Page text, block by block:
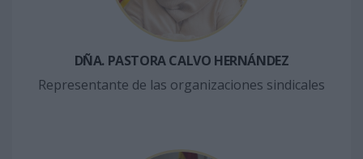
DÑA. PASTORA CALVO HERNÁNDEZ
Representante de las organizaciones sindicales